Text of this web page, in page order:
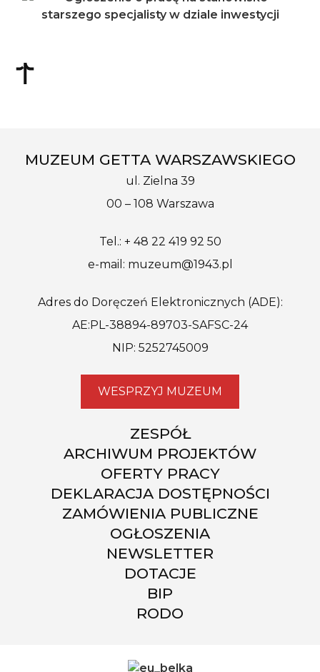
MUZEUM GETTA WARSZAWSKIEGO
ul. Zielna 39
00 – 108 Warszawa
Tel.: + 48 22 419 92 50
e-mail: muzeum@1943.pl
Adres do Doręczeń Elektronicznych (ADE):
AE:PL-38894-89703-SAFSC-24
NIP: 5252745009
WESPRZYJ MUZEUM
ZESPÓŁ
ARCHIWUM PROJEKTÓW
OFERTY PRACY
DEKLARACJA DOSTĘPNOŚCI
ZAMÓWIENIA PUBLICZNE
OGŁOSZENIA
NEWSLETTER
DOTACJE
BIP
RODO